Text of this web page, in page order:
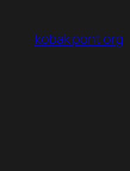
tartalomhoz
kobak pont org